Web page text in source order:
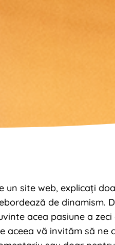
un site web, explicați
de dinamism.
acea pasiune a
aceea vă invităm să ne